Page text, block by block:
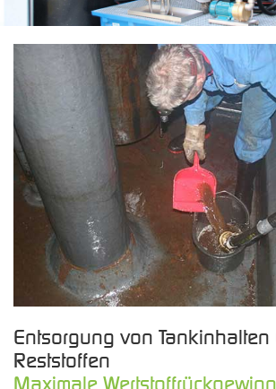
Entsorgung von
Reststoffen
Maximale